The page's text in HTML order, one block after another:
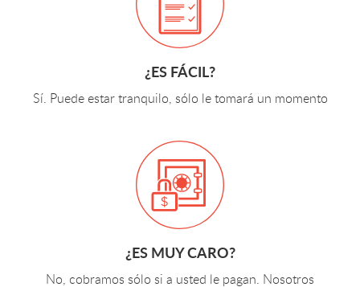
¿ES FÁCIL?
Sí. Puede estar tranquilo, sólo le tomará un momento
¿ES MUY CARO?
No, cobramos sólo si a usted le pagan. Nosotros